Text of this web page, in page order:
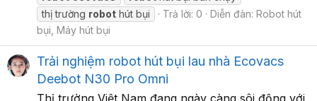
thị trường robot hút bụi Trả lời: 0 Diễn đàn: Robot hút
bụi, Máy hút bụi
Trải nghiệm robot hút bụi lau nhà Ecovacs
Deebot N30 Pro Omni
Thị trường Việt Nam đang ngày càng sôi động với